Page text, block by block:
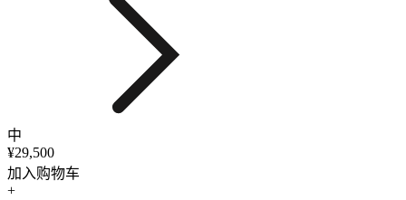
中
¥29,500
加入购物车
+